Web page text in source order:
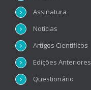
Assinatura
Notícias
Artigos Científicos
Edições Anteriores
Questionário